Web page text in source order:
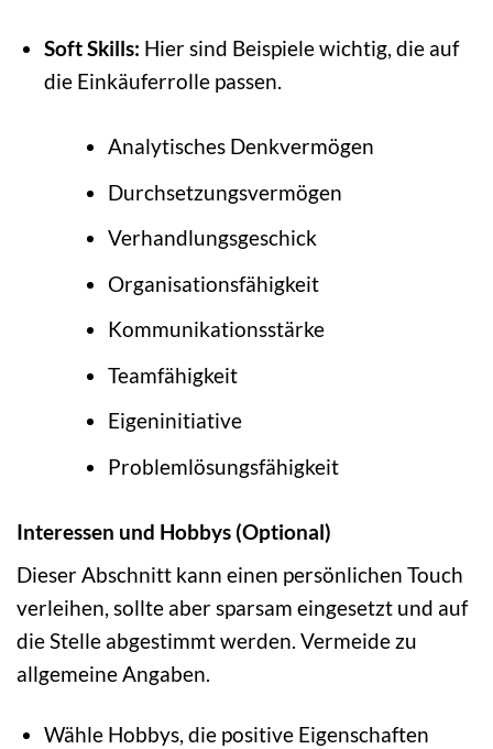
Soft Skills: Hier sind Beispiele wichtig, die auf
die Einkäuferrolle passen.
Analytisches Denkvermögen
Durchsetzungsvermögen
Verhandlungsgeschick
Organisationsfähigkeit
Kommunikationsstärke
Teamfähigkeit
Eigeninitiative
Problemlösungsfähigkeit
Interessen und Hobbys (Optional)
Dieser Abschnitt kann einen persönlichen Touch
verleihen, sollte aber sparsam eingesetzt und auf
die Stelle abgestimmt werden. Vermeide zu
allgemeine Angaben.
Wähle Hobbys, die positive Eigenschaften